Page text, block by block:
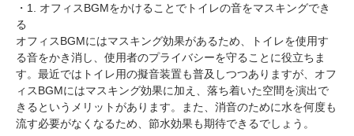
・1. オフィスBGMをかけることでトイレの音をマスキングでき
る
オフィスBGMにはマスキング効果があるため、トイレを使用す
る音をかき消し、使用者のプライバシーを守ることに役立ちま
す。最近ではトイレ用の擬音装置も普及しつつありますが、オフ
ィスBGMにはマスキング効果に加え、落ち着いた空間を演出で
きるというメリットがあります。また、消音のために水を何度も
流す必要がなくなるため、節水効果も期待できるでしょう。